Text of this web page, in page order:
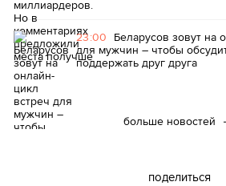
23:00 Беларусов зовут на
для мужчин – чтобы
поддержать друг друга
больше новостей
поделиться